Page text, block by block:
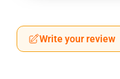
Write your review